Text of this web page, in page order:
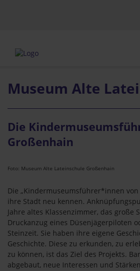
Museum Alte
Die
Großenhain
Foto: Museum Alte Lateinschule Großenhain
Die „Kindermuseumsführer*innen
ihre Stadt neu kennen.
Jahre altes Klassenzimmer, das große
Druckanzug eines Düsenjägerpiloten
Steinzeit. Sie haben ihre eigene
Geschichte. Diese zu erkunden, zu
zu können, ist das Ziel des Projekts.
abgebaut, neue Interessen und